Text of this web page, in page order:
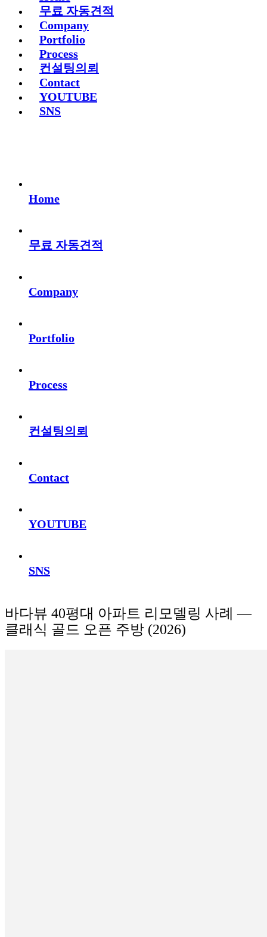
무료 자동견적
Company
Portfolio
Process
컨설팅의뢰
Contact
YOUTUBE
SNS
Home
무료 자동견적
Company
Portfolio
Process
컨설팅의뢰
Contact
YOUTUBE
SNS
바다뷰 40평대 아파트 리모델링 사례 —
클래식 골드 오픈 주방 (2026)